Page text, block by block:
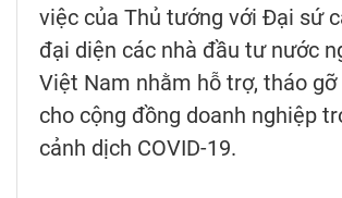
việc của Thủ tướng với Đại sứ
đại diện các nhà đầu tư nước
Việt Nam nhằm hỗ trợ, tháo gỡ
cho cộng đồng doanh nghiệp
cảnh dịch COVID-19.